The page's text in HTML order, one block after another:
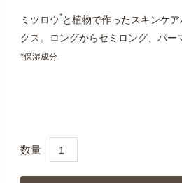
ミツロウ*と植物で作ったスキンケ
クス。ロングからセミロング、パー
*保湿成分